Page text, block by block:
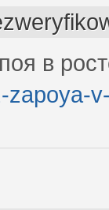
в